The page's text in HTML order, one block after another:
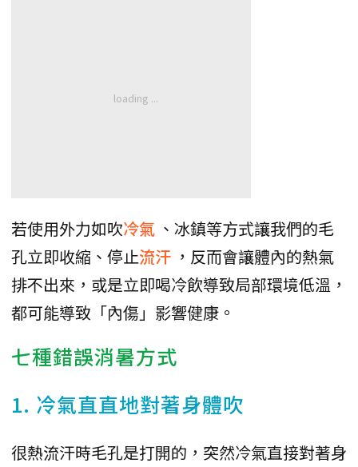
若使用外力如吹冷氣 、冰鎮等方式讓我們的毛
孔立即收縮、停止流汗 ，反而會讓體內的熱氣
排不出來，或是立即喝冷飲導致局部環境低溫，
都可能導致「內傷」影響健康。
七種錯誤消暑方式
1. 冷氣直直地對著身體吹
很熱流汗時毛孔是打開的，突然冷氣直接對著身